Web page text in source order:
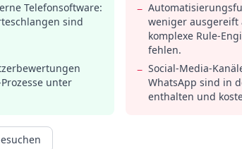
Telefonsoftware:
sind
unter
−
weniger ausgereift
komplexe Rule-
fehlen.
− Social-Media-
WhatsApp sind in
enthalten und